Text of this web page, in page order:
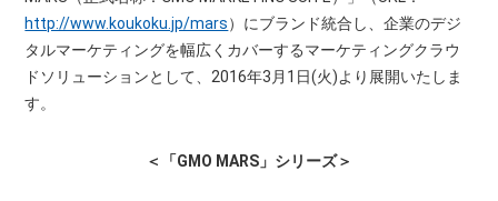
http://www.koukoku.jp/mars）にブランド統合し、企業のデジ
タルマーケティングを幅広くカバーするマーケティングクラウ
ドソリューションとして、2016年3月1日(火)より展開いたしま
す。
＜「GMO MARS」シリーズ＞